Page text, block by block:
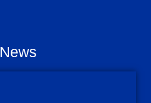
News